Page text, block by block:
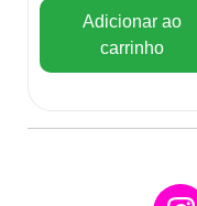
Adicionar ao
carrinho